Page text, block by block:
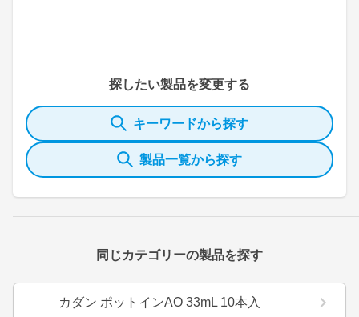
探したい製品を変更する
キーワードから探す
製品一覧から探す
同じカテゴリーの製品を探す
カダン ポットインAO 33mL 10本入